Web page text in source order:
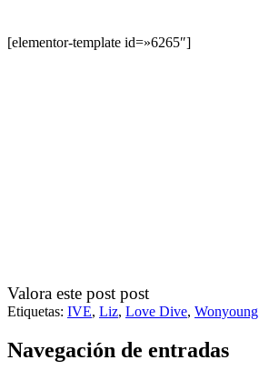
[elementor-template id=»6265″]
Valora este post post
Etiquetas: IVE, Liz, Love Dive, Wonyoung
Navegación de entradas